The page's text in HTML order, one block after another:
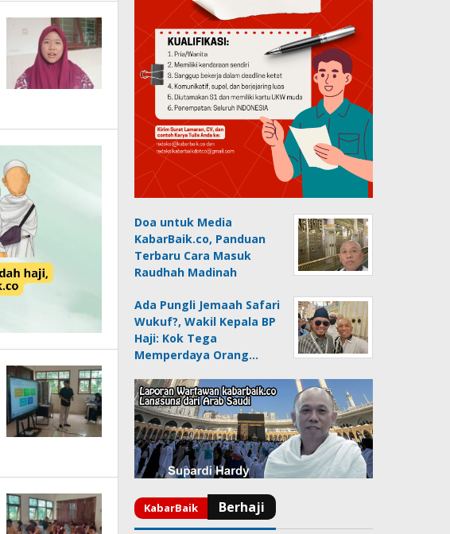
Doa untuk Media
KabarBaik.co, Panduan
Terbaru Cara Masuk
Raudhah Madinah
Ada Pungli Jemaah Safari
Wukuf?, Wakil Kepala BP
Haji: Kok Tega
Memperdaya Orang…